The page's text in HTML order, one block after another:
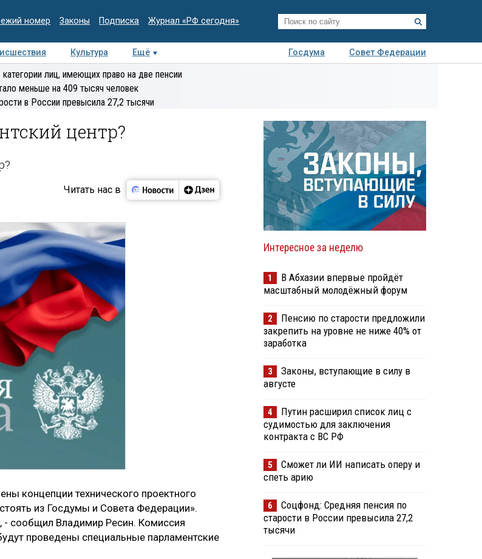
номер Законы Подписка Журнал «РФ сегодня»
Культура Ещё Госдума
Совет Федерации
Интервью Колумнисты
Деловая
лиц, имеющих право на две пенсии
меньше на 409 тысяч человек
в России превысила 27,2 тысячи
центр?
Читать нас в
концепции технического проектного
из Госдумы и Совета Федерации».
сообщил Владимир Ресин. Комиссия
проведены специальные парламентские
Интересное за неделю
1
В Абхазии впервые пройдёт
масштабный молодёжный форум
2
Пенсию по старости предложили
закрепить на уровне не ниже 40% от
заработка
3
Законы, вступающие в силу в
августе
4
Путин расширил список лиц с
судимостью для заключения
контракта с ВС РФ
5
Сможет ли ИИ написать оперу и
спеть арию
6
Соцфонд: Средняя пенсия по
старости в России превысила 27,2
тысячи